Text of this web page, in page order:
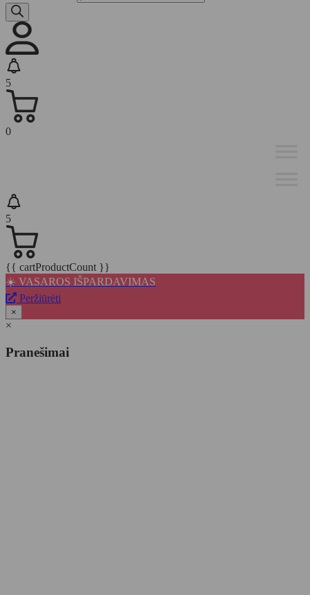
5
0
5
{{ cartProductCount }}
☀️ VASAROS IŠPARDAVIMAS
Peržiūrėti
×
×
Pranešimai